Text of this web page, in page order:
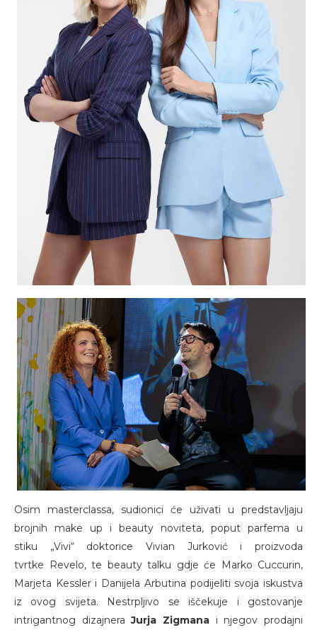
Osim masterclassa, sudionici će uživati u predstavljaju
brojnih make up i beauty noviteta, poput parfema u
stiku „Vivi“ doktorice Vivian Jurković i proizvoda
tvrtke Revelo, te beauty talku gdje će Marko Cuccurin,
Marjeta Kessler i Danijela Arbutina podijeliti svoja iskustva
iz ovog svijeta. Nestrpljivo se iščekuje i gostovanje
intrigantnog dizajnera Jurja Zigmana i njegov prodajni